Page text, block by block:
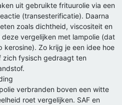
uit gebruikte frituurolie via een
(transesterificatie). Daarna
zoals dichtheid, viscositeit en
vergelijken met lampolie (dat
kerosine). Zo krijg je een idee hoe
zich fysisch gedraagt ten
verbranden boven een witte
roet vergelijken. SAF en